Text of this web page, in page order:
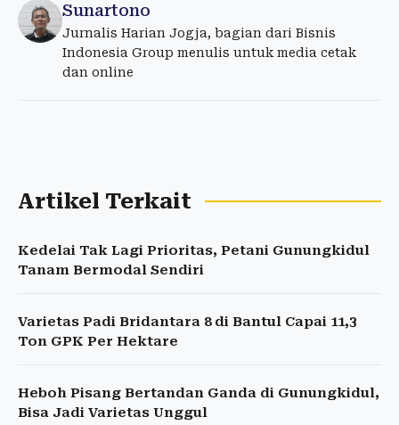
Sunartono
Jurnalis Harian Jogja, bagian dari Bisnis
Indonesia Group menulis untuk media cetak
dan online
Artikel Terkait
Kedelai Tak Lagi Prioritas, Petani Gunungkidul
Tanam Bermodal Sendiri
Varietas Padi Bridantara 8 di Bantul Capai 11,3
Ton GPK Per Hektare
Heboh Pisang Bertandan Ganda di Gunungkidul,
Bisa Jadi Varietas Unggul